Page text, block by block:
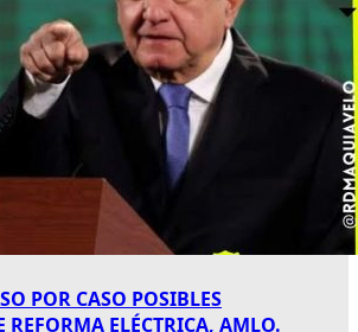
POR CASO POSIBLES
REFORMA ELÉCTRICA, AMLO.